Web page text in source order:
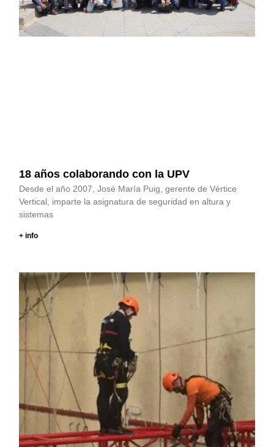
18 años colaborando con la UPV
Desde el año 2007, José María Puig, gerente de Vértice
Vertical, imparte la asignatura de seguridad en altura y
sistemas
+ info